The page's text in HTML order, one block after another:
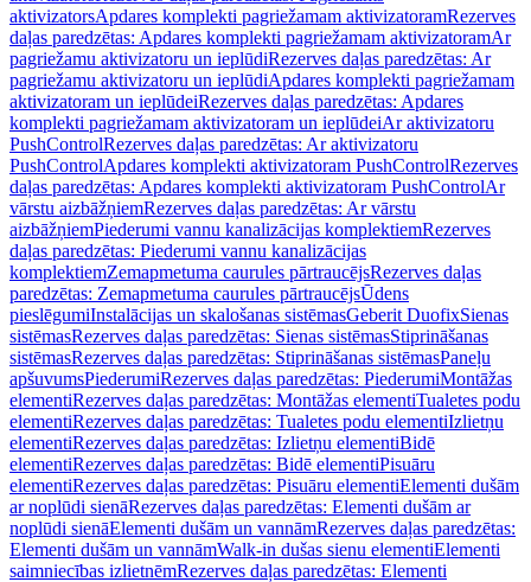
aktivizatorsApdares komplekti pagriežamam aktivizatoramRezerves
daļas paredzētas: Apdares komplekti pagriežamam aktivizatoramAr
pagriežamu aktivizatoru un ieplūdiRezerves daļas paredzētas: Ar
pagriežamu aktivizatoru un ieplūdiApdares komplekti pagriežamam
aktivizatoram un ieplūdeiRezerves daļas paredzētas: Apdares
komplekti pagriežamam aktivizatoram un ieplūdeiAr aktivizatoru
PushControlRezerves daļas paredzētas: Ar aktivizatoru
PushControlApdares komplekti aktivizatoram PushControlRezerves
daļas paredzētas: Apdares komplekti aktivizatoram PushControlAr
vārstu aizbāžņiemRezerves daļas paredzētas: Ar vārstu
aizbāžņiemPiederumi vannu kanalizācijas komplektiemRezerves
daļas paredzētas: Piederumi vannu kanalizācijas
komplektiemZemapmetuma caurules pārtraucējsRezerves daļas
paredzētas: Zemapmetuma caurules pārtraucējsŪdens
pieslēgumiInstalācijas un skalošanas sistēmasGeberit DuofixSienas
sistēmasRezerves daļas paredzētas: Sienas sistēmasStiprināšanas
sistēmasRezerves daļas paredzētas: Stiprināšanas sistēmasPaneļu
apšuvumsPiederumiRezerves daļas paredzētas: PiederumiMontāžas
elementiRezerves daļas paredzētas: Montāžas elementiTualetes podu
elementiRezerves daļas paredzētas: Tualetes podu elementiIzlietņu
elementiRezerves daļas paredzētas: Izlietņu elementiBidē
elementiRezerves daļas paredzētas: Bidē elementiPisuāru
elementiRezerves daļas paredzētas: Pisuāru elementiElementi dušām
ar noplūdi sienāRezerves daļas paredzētas: Elementi dušām ar
noplūdi sienāElementi dušām un vannāmRezerves daļas paredzētas:
Elementi dušām un vannāmWalk-in dušas sienu elementiElementi
saimniecības izlietnēmRezerves daļas paredzētas: Elementi